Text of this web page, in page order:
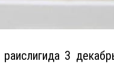
3
ва ҳудудлар